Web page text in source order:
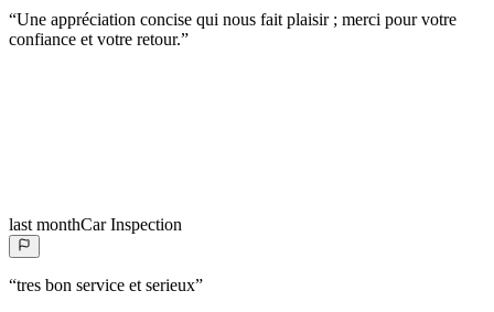
“Une appréciation concise qui nous fait plaisir ; merci pour votre
confiance et votre retour.”
last monthCar Inspection
“tres bon service et serieux”